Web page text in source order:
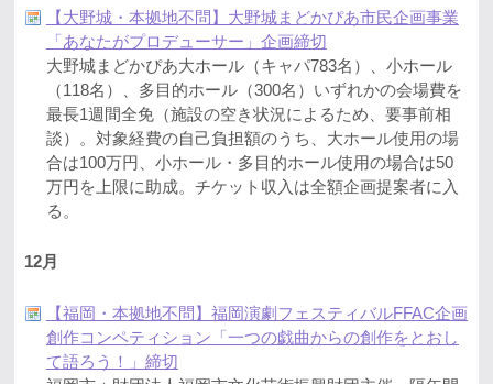
【大野城・本拠地不問】大野城まどかぴあ市民企画事業
「あなたがプロデューサー」企画締切
大野城まどかぴあ大ホール（キャパ783名）、小ホール
（118名）、多目的ホール（300名）いずれかの会場費を
最長1週間全免（施設の空き状況によるため、要事前相
談）。対象経費の自己負担額のうち、大ホール使用の場
合は100万円、小ホール・多目的ホール使用の場合は50
万円を上限に助成。チケット収入は全額企画提案者に入
る。
12月
【福岡・本拠地不問】福岡演劇フェスティバルFFAC企画
創作コンペティション「一つの戯曲からの創作をとおし
て語ろう！」締切